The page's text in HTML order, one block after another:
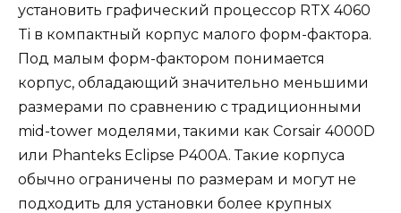
установить графический процессор RTX 4060
Ti в компактный корпус малого форм-фактора.
Под малым форм-фактором понимается
корпус, обладающий значительно меньшими
размерами по сравнению с традиционными
mid-tower моделями, такими как Corsair 4000D
или Phanteks Eclipse P400A. Такие корпуса
обычно ограничены по размерам и могут не
подходить для установки более крупных